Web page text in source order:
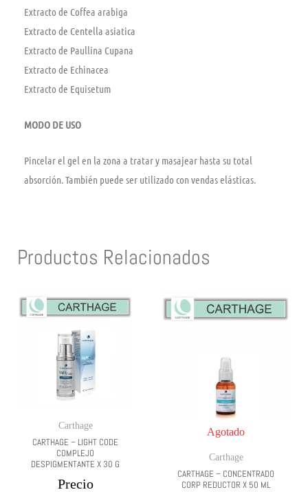
Extracto de Coffea arabiga
Extracto de Centella asiatica
Extracto de Paullina Cupana
Extracto de Echinacea
Extracto de Equisetum
MODO DE USO
Pincelar el gel en la zona a tratar y masajear hasta su total
absorción. También puede ser utilizado con vendas elásticas.
Productos Relacionados
Carthage
CARTHAGE – LIGHT CODE
COMPLEJO
DESPIGMENTANTE X 30 G
Precio
Agotado
Carthage
CARTHAGE – CONCENTRADO
CORP REDUCTOR X 50 ML